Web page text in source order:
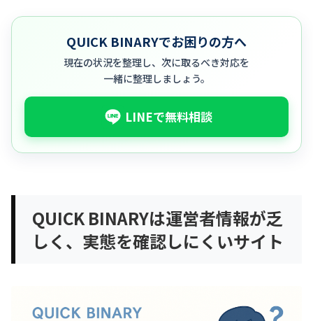
QUICK BINARYでお困りの方へ
現在の状況を整理し、次に取るべき対応を
一緒に整理しましょう。
LINEで無料相談
QUICK BINARYは運営者情報が乏
しく、実態を確認しにくいサイト